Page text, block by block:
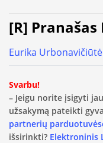
[R] Pranašas
Eurika Urbonavičiūtė
Svarbu!
– Jeigu norite įsigyti
užsakymą pateikti
partnerių
išsirinkti? Elektroninis